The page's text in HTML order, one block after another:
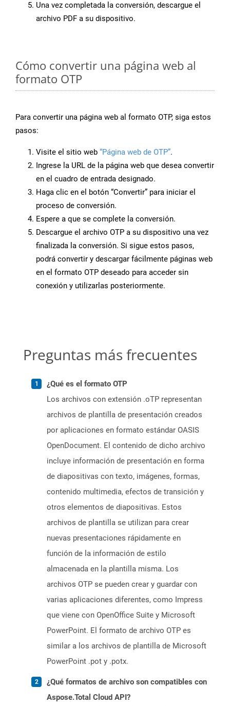
Una vez completada la conversión, descargue el
archivo PDF a su dispositivo.
Cómo convertir una página web al
formato OTP
Para convertir una página web al formato OTP, siga estos
pasos:
Visite el sitio web “Página web de OTP”.
Ingrese la URL de la página web que desea convertir
en el cuadro de entrada designado.
Haga clic en el botón “Convertir” para iniciar el
proceso de conversión.
Espere a que se complete la conversión.
Descargue el archivo OTP a su dispositivo una vez
finalizada la conversión. Si sigue estos pasos,
podrá convertir y descargar fácilmente páginas web
en el formato OTP deseado para acceder sin
conexión y utilizarlas posteriormente.
Preguntas más frecuentes
¿Qué es el formato OTP
Los archivos con extensión .oTP representan
archivos de plantilla de presentación creados
por aplicaciones en formato estándar OASIS
OpenDocument. El contenido de dicho archivo
incluye información de presentación en forma
de diapositivas con texto, imágenes, formas,
contenido multimedia, efectos de transición y
otros elementos de diapositivas. Estos
archivos de plantilla se utilizan para crear
nuevas presentaciones rápidamente en
función de la información de estilo
almacenada en la plantilla misma. Los
archivos OTP se pueden crear y guardar con
varias aplicaciones diferentes, como Impress
que viene con OpenOffice Suite y Microsoft
PowerPoint. El formato de archivo OTP es
similar a los archivos de plantilla de Microsoft
PowerPoint .pot y .potx.
¿Qué formatos de archivo son compatibles con
Aspose.Total Cloud API?